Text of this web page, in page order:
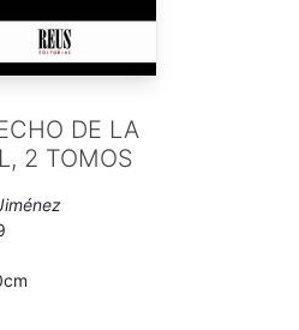
DE LA
2 TOMOS